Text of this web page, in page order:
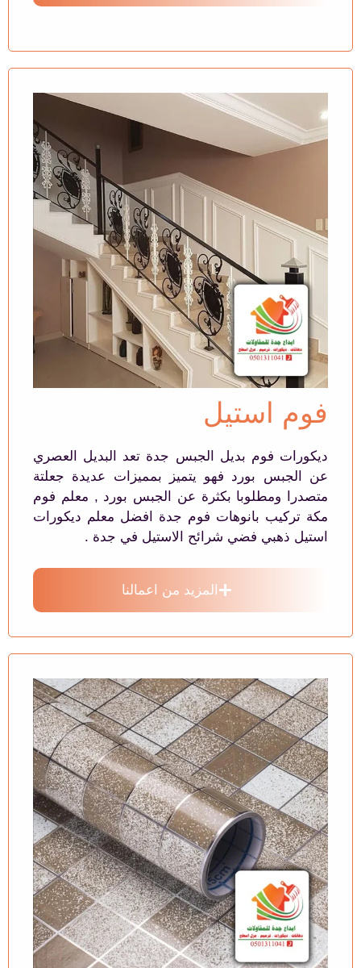
فوم استيل
ديكورات فوم بديل الجبس جدة تعد البديل العصري
عن الجبس بورد فهو يتميز بمميزات عديدة جعلتة
متصدرا ومطلوبا بكثرة عن الجبس بورد , معلم فوم
مكة تركيب بانوهات فوم جدة افضل معلم ديكورات
استيل ذهبي فضي شرائح الاستيل في جدة .
المزيد من اعمالنا